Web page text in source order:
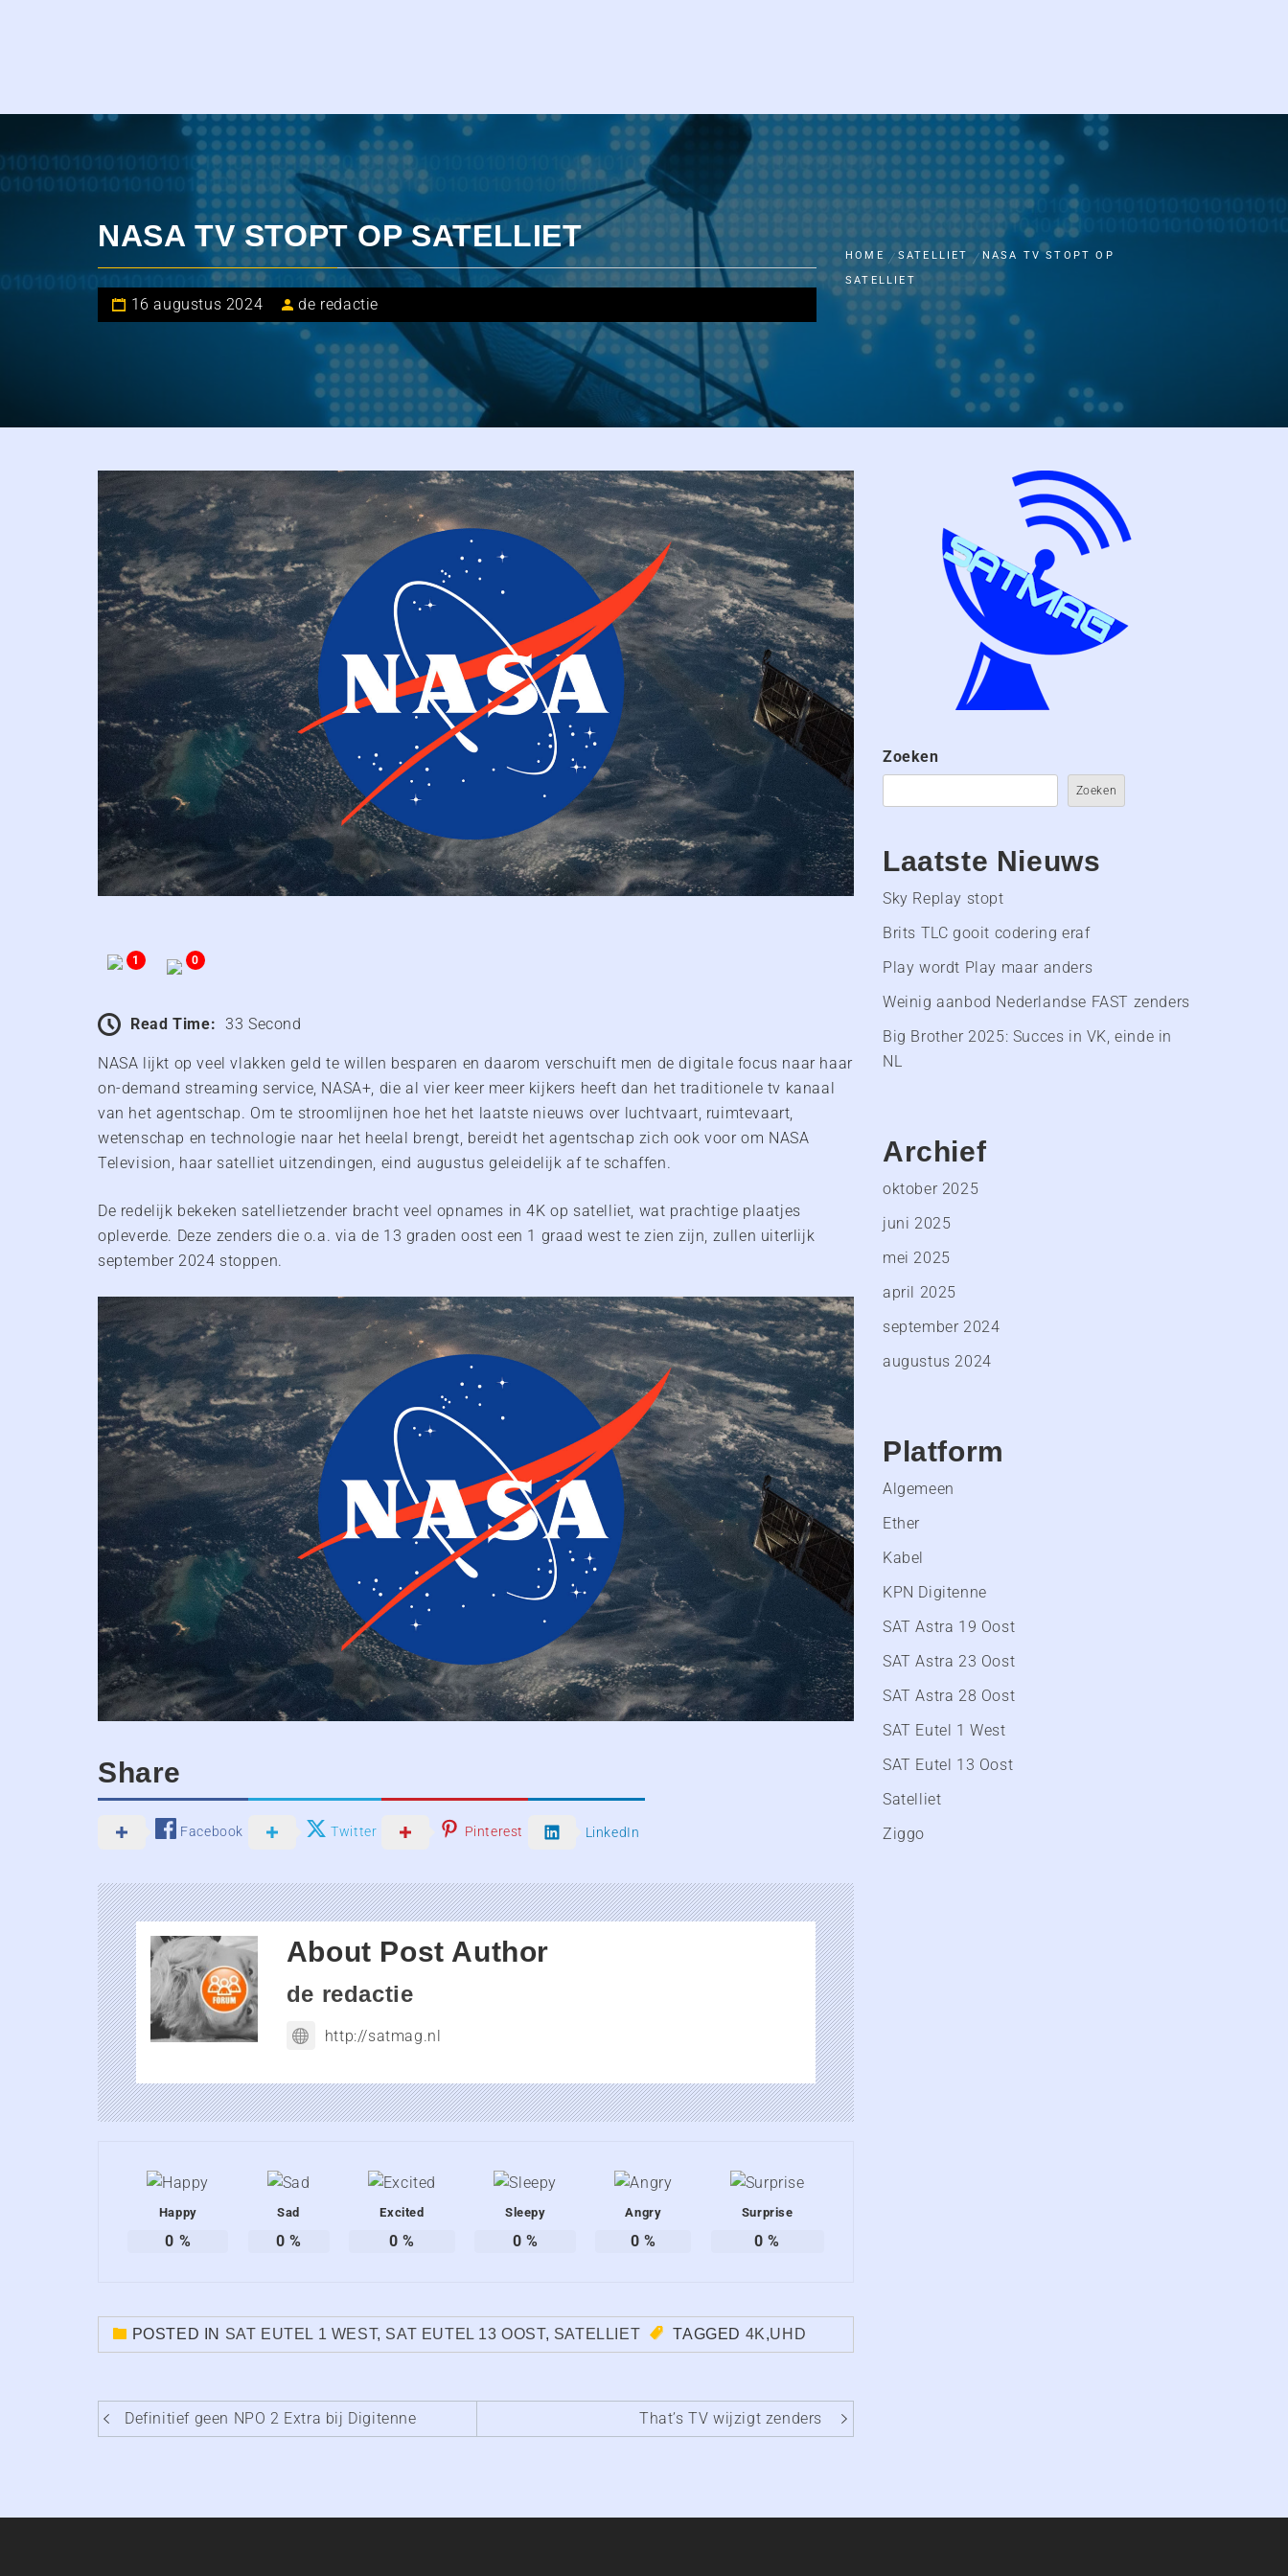
NASA TV STOPT OP SATELLIET
16 augustus 2024 de redactie
HOME SATELLIET
NASA TV STOPT OP
SATELLIET
1 0
Read Time: 33 Second
NASA lijkt op veel vlakken geld te willen besparen en daarom verschuift men de digitale focus naar haar
on-demand streaming service, NASA+, die al vier keer meer kijkers heeft dan het traditionele tv kanaal
van het agentschap. Om te stroomlijnen hoe het het laatste nieuws over luchtvaart, ruimtevaart,
wetenschap en technologie naar het heelal brengt, bereidt het agentschap zich ook voor om NASA
Television, haar satelliet uitzendingen, eind augustus geleidelijk af te schaffen.
De redelijk bekeken satellietzender bracht veel opnames in 4K op satelliet, wat prachtige plaatjes
opleverde. Deze zenders die o.a. via de 13 graden oost een 1 graad west te zien zijn, zullen uiterlijk
september 2024 stoppen.
Share
Facebook Twitter Pinterest LinkedIn
About Post Author
de redactie
http://satmag.nl
Happy
0 %
Sad
0 %
Excited
0 %
Sleepy
0 %
Angry
0 %
Surprise
0 %
POSTED IN SAT EUTEL 1 WEST, SAT EUTEL 13 OOST, SATELLIET TAGGED 4K,UHD
Bericht
navigatie
Definitief geen NPO 2 Extra bij Digitenne That’s TV wijzigt zenders
Zoeken
Zoeken
Laatste Nieuws
Sky Replay stopt
Brits TLC gooit codering eraf
Play wordt Play maar anders
Weinig aanbod Nederlandse FAST zenders
Big Brother 2025: Succes in VK, einde in
NL
Archief
oktober 2025
juni 2025
mei 2025
april 2025
september 2024
augustus 2024
Platform
Algemeen
Ether
Kabel
KPN Digitenne
SAT Astra 19 Oost
SAT Astra 23 Oost
SAT Astra 28 Oost
SAT Eutel 1 West
SAT Eutel 13 Oost
Satelliet
Ziggo